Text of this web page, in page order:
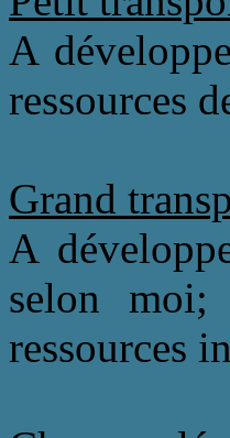
A
ressources
Grand
A
selon moi;
ressources